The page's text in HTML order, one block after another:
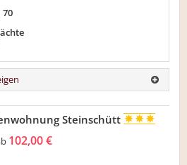
Steinschütt
102,00 €